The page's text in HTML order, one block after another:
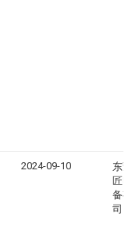
2024-09-10
东莞
匠电
备有
司